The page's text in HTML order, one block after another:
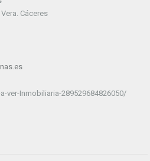
Cáceres
ver-Inmobiliaria-289529684826050/